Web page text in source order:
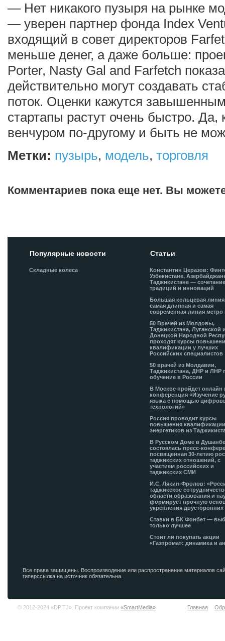
— Нет никакого пузыря на рынке
— уверен партнер фонда Index
входящий в совет директоров
меньше денег, а даже больше:
Porter, Nasty Gal and Farfetch
действительно могут создавать
поток. Оценки кажутся
стартапы растут очень быстро. Да,
венчуром по-другому и быть не
Метки: пузырь, модель, торговля
Комментариев пока еще нет. Вы
Популярные новости
Складные колеса
Статьи
Константин Церазов:
Узбекистане,
Таджикистане —
традиций и инноваций
Большая кольцевая
самая длинная и самая
современная линия метро
50 Врачей из Молдовы,
Таджикистана, Луганской
Донецкой Народной
проходят курсы
квалификации у лучших
Российских специалистов
50 врачей из Молдавии,
Таджикистана, ДНР и ЛНР
обучение в России
В Москве пройдет онлайн
конференция «Изучение
языка с помощью
технологий»
Россия проводит курсы
повышения
энергетиков из
В Русском Доме в
состоялась пресс-
посвященная 30-летию
таджикских отношений, с
участием российских и
таджикских СМИ
И.С. Лякин-Фролов:
таджикское
области образования и
формирует прочную
укрепления двусторонних
Ставки в БК Фонбет —
только лучшее
Стоит ли покупать акции
«Газпрома»: динамика и
Все права защищены. Воспроизводение или распространение материалов
гиперссылка на источник обязательна.
© 2012-2024 «DP.TJ». Проект компании «SmartMedia» Главная